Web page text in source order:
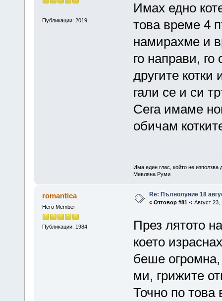
Публикации: 2019
Имах едно
това време 4
намирахме и
го направи,
другите
гали се и си
Сега имаме
обичам
Има един глас, който не
Мевляна Руми
romantica
Hero Member
Публикации: 1984
Re: Пълнолуние 18
« Отговор #81 -: Август
През лятото
което
беше
ми, грижите
Точно по това